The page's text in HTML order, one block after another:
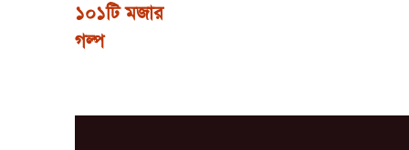
১০১টি মজার
গল্প